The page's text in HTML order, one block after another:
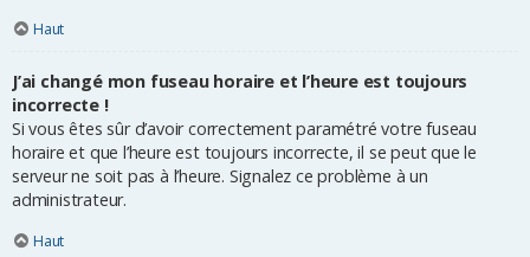
Haut
J’ai changé mon fuseau horaire et l’heure est toujours
incorrecte !
Si vous êtes sûr d’avoir correctement paramétré votre fuseau
horaire et que l’heure est toujours incorrecte, il se peut que le
serveur ne soit pas à l’heure. Signalez ce problème à un
administrateur.
Haut